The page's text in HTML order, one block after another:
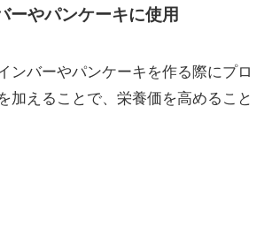
ーやパンケーキに使用
ンバーやパンケーキを作る際にプロ
加えることで、栄養価を高めること